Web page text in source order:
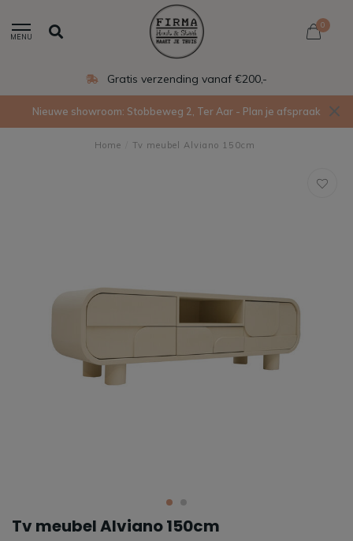
MENU
0
Gratis verzending vanaf €200,-
Nieuwe showroom: Stobbeweg 2, Ter Aar - Plan je afspraak
Home Tv meubel Alviano 150cm
Tv meubel Alviano 150cm